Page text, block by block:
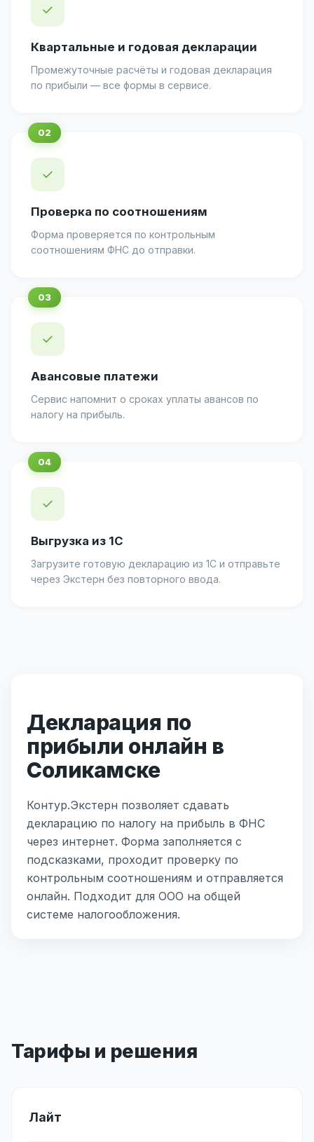
✓
Квартальные и годовая декларации
Промежуточные расчёты и годовая декларация
по прибыли — все формы в сервисе.
✓
Проверка по соотношениям
Форма проверяется по контрольным
соотношениям ФНС до отправки.
✓
Авансовые платежи
Сервис напомнит о сроках уплаты авансов по
налогу на прибыль.
✓
Выгрузка из 1С
Загрузите готовую декларацию из 1С и отправьте
через Экстерн без повторного ввода.
Декларация по
прибыли онлайн в
Соликамске
Контур.Экстерн позволяет сдавать
декларацию по налогу на прибыль в ФНС
через интернет. Форма заполняется с
подсказками, проходит проверку по
контрольным соотношениям и отправляется
онлайн. Подходит для ООО на общей
системе налогообложения.
Тарифы и решения
Лайт